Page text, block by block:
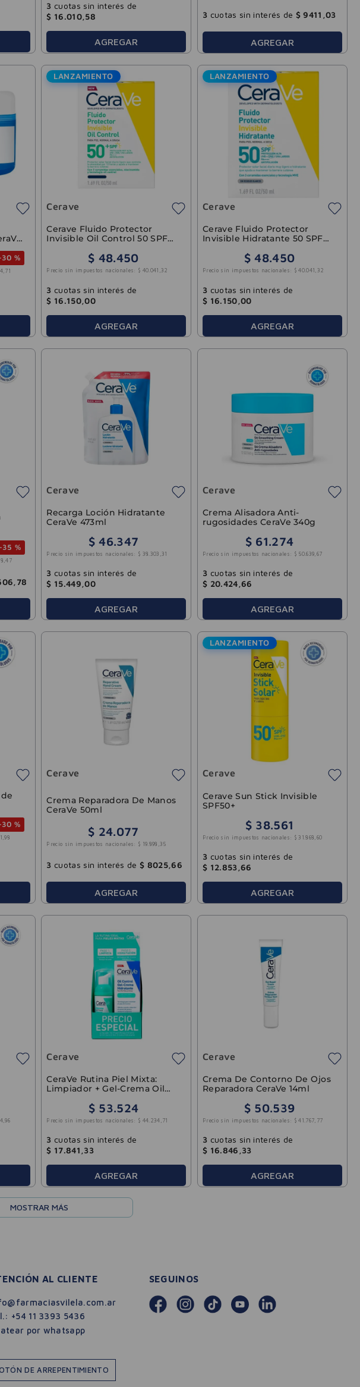
3 cuotas sin interés de
$ 16.010,58
AGREGAR
3 cuotas sin interés de $ 9411 ,03
AGREGAR
30 %
, 71
LANZAMIENTO
Cerave
Cerave Fluido Protector
Invisible Oil Control 50 SPF
$ 48.450
Precio sin impuestos nacionales: $ 40.041 ,32
3 cuotas sin interés de
$ 16.150,00
AGREGAR
LANZAMIENTO
Cerave
Cerave Fluido Protector
Invisible Hidratante 50 SPF
$ 48.450
Precio sin impuestos nacionales: $ 40.041 , 32
3 cuotas sin interés de
$ 16.150 00
AGREGAR
-35 %
,47
78
Cerave
Recarga Loción Hidratante
CeraVe 473ml
$ 46.347
Precio sin impuestos nacionales: $ 38 303 31
3 cuotas sin interés de
$ 15.449 ,00
AGREGAR
Cerave
Crema Alisadora Anti-
rugosidades CeraVe 340g
$ 61.274
Precio sin impuestos nacionales: $ 50.639 67
3 cuotas sin interés de
$ 20.424 66
AGREGAR
30 %
,98
Cerave
Crema Reparadora De Manos
CeraVe 50ml
$ 24.077
Precio sin impuestos nacionales: $ 19 898 35
3 cuotas sin interés de $ 8025,66
AGREGAR
LANZAMIENTO
Cerave
Cerave Sun Stick Invisible
SPF50+
$ 38.561
Precio sin impuestos nacionales: $ 31 .868 60
3 cuotas sin interés de
$ 12.853 66
AGREGAR
,96
Cerave
CeraVe Rutina Piel Mixta:
Limpiador + Gel-Crema Oil
$ 53.524
Precio sin impuestos nacionales: $ 44. 234 , 71
3 cuotas sin interés de
$ 17.841,33
AGREGAR
Cerave
Crema De Contorno De Ojos
Reparadora CeraVe 14ml
$ 50.539
Precio sin impuestos nacionales: $ 41 .767, 77
3 cuotas sin interés de
$ 16.846,33
AGREGAR
MOSTRAR MÁS
AL CLIENTE
+54 11 3393 5436
por whatsapp
DE ARREPENTIMIENTO
SEGUINOS